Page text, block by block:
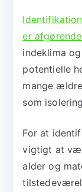
er
indeklima
potentielle
mange
som
For at
vigtigt at
alder og